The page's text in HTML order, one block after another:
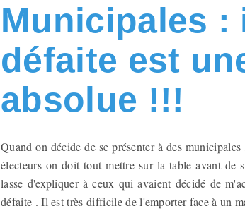
Municipales :
défaite est
absolue !!!
Quand on décide de se présenter à des
électeurs on doit tout mettre sur la table avant
lasse d'expliquer à ceux qui avaient décidé de
défaite . Il est très difficile de l'emporter face à un